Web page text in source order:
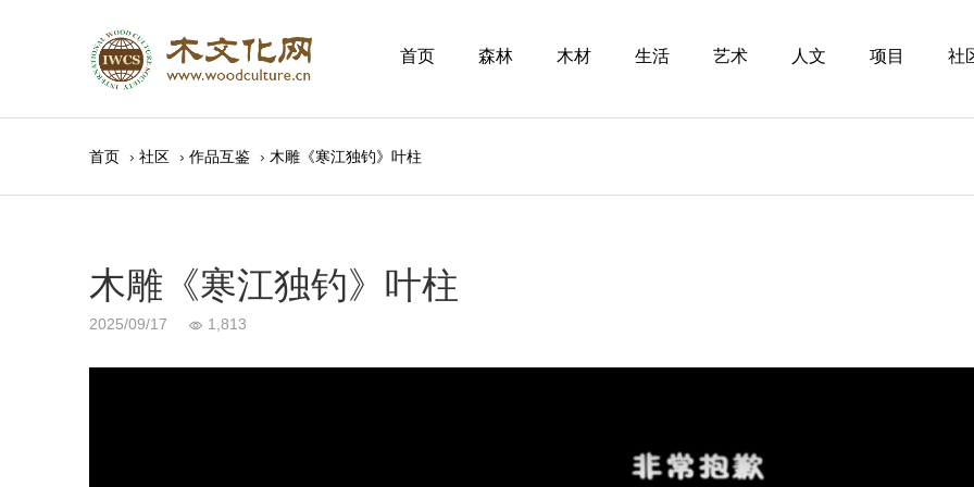
首页 森林 木材 生活 艺术 人文 项目 社
首页 › 社区 › 作品互鉴 › 木雕《寒江独钓》叶柱
木雕《寒江独钓》叶柱
2025/09/17 1,813